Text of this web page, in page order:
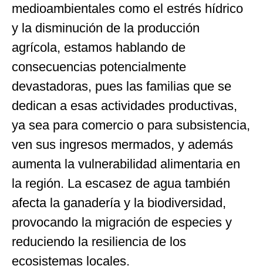
medioambientales como el estrés hídrico
y la disminución de la producción
agrícola, estamos hablando de
consecuencias potencialmente
devastadoras, pues las familias que se
dedican a esas actividades productivas,
ya sea para comercio o para subsistencia,
ven sus ingresos mermados, y además
aumenta la vulnerabilidad alimentaria en
la región. La escasez de agua también
afecta la ganadería y la biodiversidad,
provocando la migración de especies y
reduciendo la resiliencia de los
ecosistemas locales.